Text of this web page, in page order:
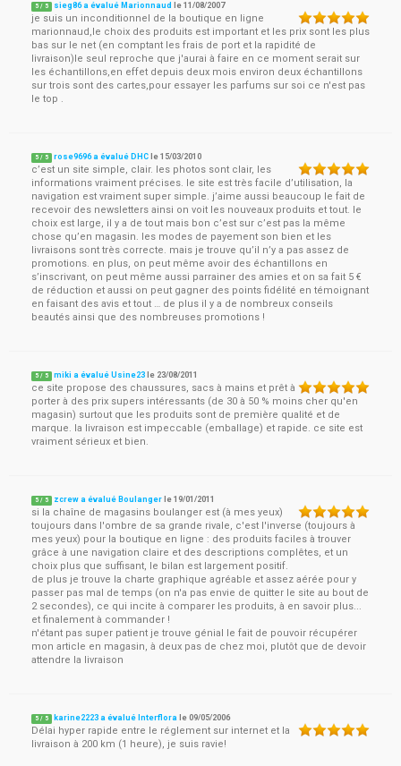
5 / 5 sieg86 a évalué Marionnaud le11/08/2007
je suis un inconditionnel de la boutique en ligne
marionnaud,le choix des produits est important et les prix sont les plus
bas sur le net (en comptant les frais de port et la rapidité de
livraison)le seul reproche que j'aurai à faire en ce moment serait sur
les échantillons,en effet depuis deux mois environ deux échantillons
sur trois sont des cartes,pour essayer les parfums sur soi ce n'est pas
le top .
5 / 5 rose9696 a évalué DHC le15/03/2010
c’est un site simple, clair. les photos sont clair, les
informations vraiment précises. le site est très facile d’utilisation, la
navigation est vraiment super simple. j’aime aussi beaucoup le fait de
recevoir des newsletters ainsi on voit les nouveaux produits et tout. le
choix est large, il y a de tout mais bon c’est sur c’est pas la même
chose qu’en magasin. les modes de payement son bien et les
livraisons sont très correcte. mais je trouve qu’il n’y a pas assez de
promotions. en plus, on peut même avoir des échantillons en
s’inscrivant, on peut même aussi parrainer des amies et on sa fait 5 €
de réduction et aussi on peut gagner des points fidélité en témoignant
en faisant des avis et tout … de plus il y a de nombreux conseils
beautés ainsi que des nombreuses promotions !
5 / 5 miki a évalué Usine23 le 23/08/2011
ce site propose des chaussures, sacs à mains et prêt à
porter à des prix supers intéressants (de 30 à 50 % moins cher qu'en
magasin) surtout que les produits sont de première qualité et de
marque. la livraison est impeccable (emballage) et rapide. ce site est
vraiment sérieux et bien.
5 / 5 zcrew a évalué Boulanger le19/01/2011
si la chaîne de magasins boulanger est (à mes yeux)
toujours dans l'ombre de sa grande rivale, c'est l'inverse (toujours à
mes yeux) pour la boutique en ligne : des produits faciles à trouver
grâce à une navigation claire et des descriptions complêtes, et un
choix plus que suffisant, le bilan est largement positif.
de plus je trouve la charte graphique agréable et assez aérée pour y
passer pas mal de temps (on n'a pas envie de quitter le site au bout de
2 secondes), ce qui incite à comparer les produits, à en savoir plus...
et finalement à commander !
n'étant pas super patient je trouve génial le fait de pouvoir récupérer
mon article en magasin, à deux pas de chez moi, plutôt que de devoir
attendre la livraison
5 / 5 karine2223 a évalué Interflora le09/05/2006
Délai hyper rapide entre le réglement sur internet et la
livraison à 200 km (1 heure), je suis ravie!